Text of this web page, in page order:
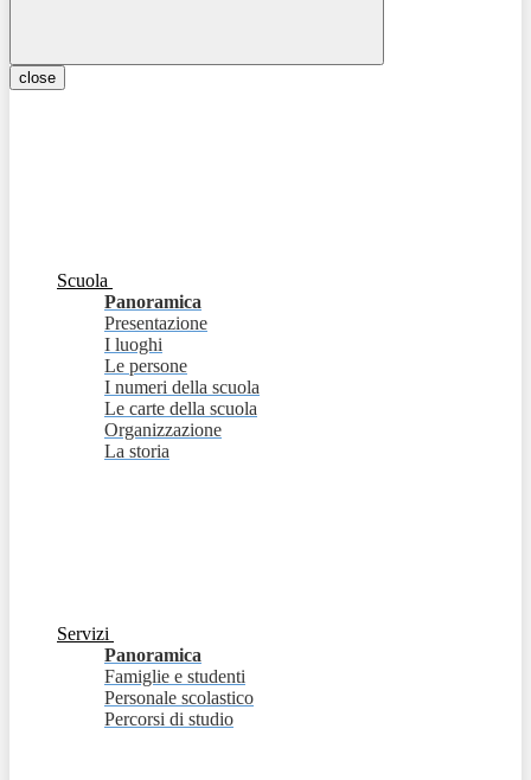
close
Scuola
Panoramica
Presentazione
I luoghi
Le persone
I numeri della scuola
Le carte della scuola
Organizzazione
La storia
Servizi
Panoramica
Famiglie e studenti
Personale scolastico
Percorsi di studio